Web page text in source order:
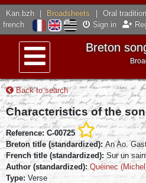
Kan.bzh Broadsheets Oral
french
Sign in
Menu
Breton
Back to search
Characteristics of the
Reference: C-00725
Breton title (standardized): An Ao.
French title (standardized):Sur un
Author (standardized): Quéinec
Type: Verse